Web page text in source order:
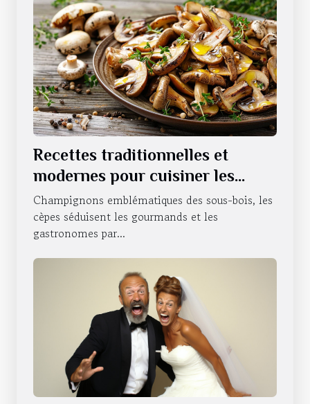
Recettes traditionnelles et
modernes pour cuisiner les
cèpes
Champignons emblématiques des sous-bois, les
cèpes séduisent les gourmands et les
gastronomes par...